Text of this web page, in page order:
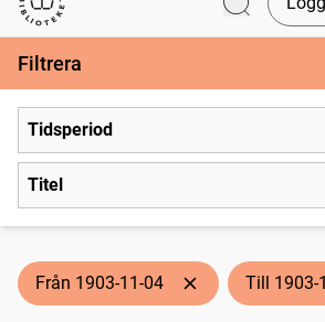
Svenska tidningar
Filtrera
Tidsperiod
Titel
Från 1903-11-04 Till 1903-